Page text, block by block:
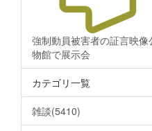
強制動員被害者の証言映
物館で展示会
カテゴリ一覧
雑談(5410)